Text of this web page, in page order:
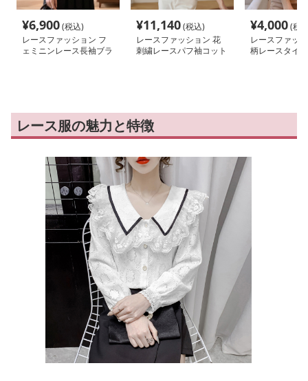
¥6,900(税込)
レースファッション フ
ェミニンレース長袖ブラ
¥11,140(税込)
レースファッション 花
刺繍レースパフ袖コット
¥4,000(税
レースファッ
柄レースタイ
レース服の魅力と特徴